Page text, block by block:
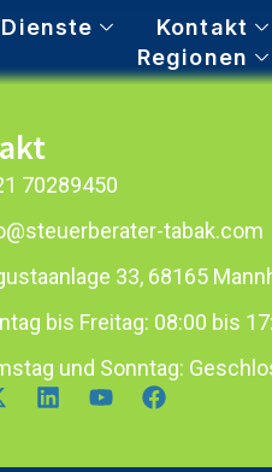
Kontakt
Regionen
70289450
tabak.com
33, 68165
bis Freitag: 08:00 bis
und Sonntag: